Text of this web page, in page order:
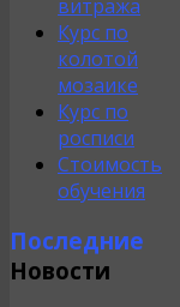
витража
Курс по
колотой
мозаике
Курс по
росписи
Стоимость
обучения
Последние
Новости